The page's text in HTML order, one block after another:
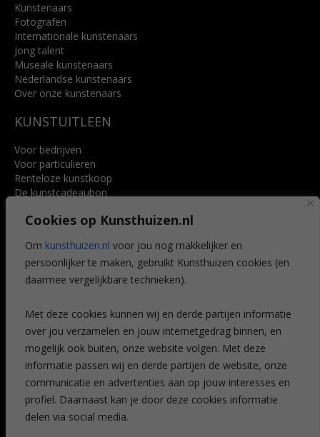
Cookies op Kunsthuizen.nl
Om kunsthuizen.nl voor jou nog makkelijker en
persoonlijker te maken, gebruikt Kunsthuizen cookies (en
daarmee vergelijkbare technieken).
Met deze cookies kunnen wij en derde partijen informatie
over jou verzamelen en jouw internetgedrag binnen, en
mogelijk ook buiten, onze website volgen. Met deze
informatie passen wij en derde partijen de website, onze
communicatie en advertenties aan op jouw interesses en
profiel. Daarnaast kan je door deze cookies informatie
delen via social media.
Kunstenaars
Fotografen
Internationale kunstenaars
Jong talent
Museale kunstenaars
Nederlandse kunstenaars
Over onze kunstenaars
KUNSTUITLEEN
Voor bedrijven
Voor particulieren
Renteloze kunstkoop
De kunstcadeaubon
Voordelen
Veelgestelde vragen
CONTACT
Leiden
Amsterdam
Breda
Favorieten
Mijn art alert
NIEUWSBRIEF